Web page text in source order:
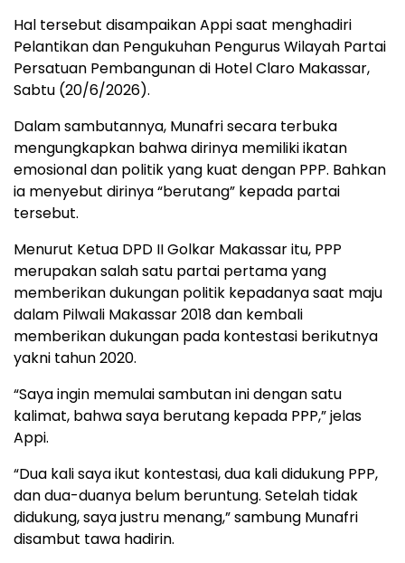
Hal tersebut disampaikan Appi saat menghadiri
Pelantikan dan Pengukuhan Pengurus Wilayah Partai
Persatuan Pembangunan di Hotel Claro Makassar,
Sabtu (20/6/2026).
Dalam sambutannya, Munafri secara terbuka
mengungkapkan bahwa dirinya memiliki ikatan
emosional dan politik yang kuat dengan PPP. Bahkan
ia menyebut dirinya “berutang” kepada partai
tersebut.
Menurut Ketua DPD II Golkar Makassar itu, PPP
merupakan salah satu partai pertama yang
memberikan dukungan politik kepadanya saat maju
dalam Pilwali Makassar 2018 dan kembali
memberikan dukungan pada kontestasi berikutnya
yakni tahun 2020.
“Saya ingin memulai sambutan ini dengan satu
kalimat, bahwa saya berutang kepada PPP,” jelas
Appi.
“Dua kali saya ikut kontestasi, dua kali didukung PPP,
dan dua-duanya belum beruntung. Setelah tidak
didukung, saya justru menang,” sambung Munafri
disambut tawa hadirin.